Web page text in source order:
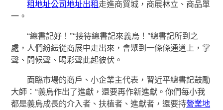
租地址公司地址出租走進商貿城，商展林立、商品單
一。
“總書記好！”“接待總書記來義烏！”總書記所到之
處，人們紛紜從商展中走出來，會聚到一條條通道上，掌
聲、問候聲、喝彩聲此起彼伏。
面臨市場的商戶、小企業主代表，習近平總書記鼓勵
大師：“義烏作出了進獻，還要再作新進獻。你們每小我
都是義烏成長的介入者、扶植者、進獻者，還要持營業地